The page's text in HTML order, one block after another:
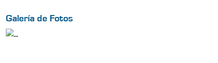
Galería de Fotos